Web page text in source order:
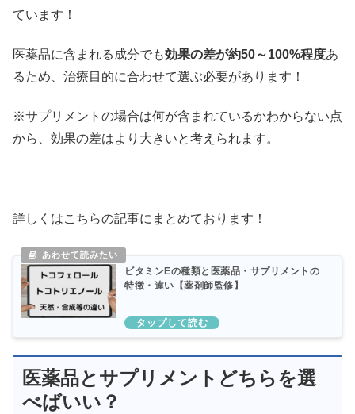
ています！
医薬品に含まれる成分でも効果の差が約50～100%程度あ
るため、治療目的に合わせて選ぶ必要があります！
※サプリメントの場合は何が含まれているかわからない点
から、効果の差はより大きいと考えられます。
詳しくはこちらの記事にまとめております！
ビタミンEの種類と医薬品・サプリメントの
特徴・違い【薬剤師監修】
医薬品とサプリメントどちらを選
べばいい？